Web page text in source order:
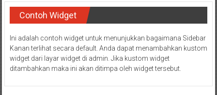
Contoh Widget
Ini adalah contoh widget untuk menunjukkan bagaimana Sidebar
Kanan terlihat secara default. Anda dapat menambahkan kustom
widget dari layar widget di admin. Jika kustom widget
ditambahkan maka ini akan ditimpa oleh widget tersebut.